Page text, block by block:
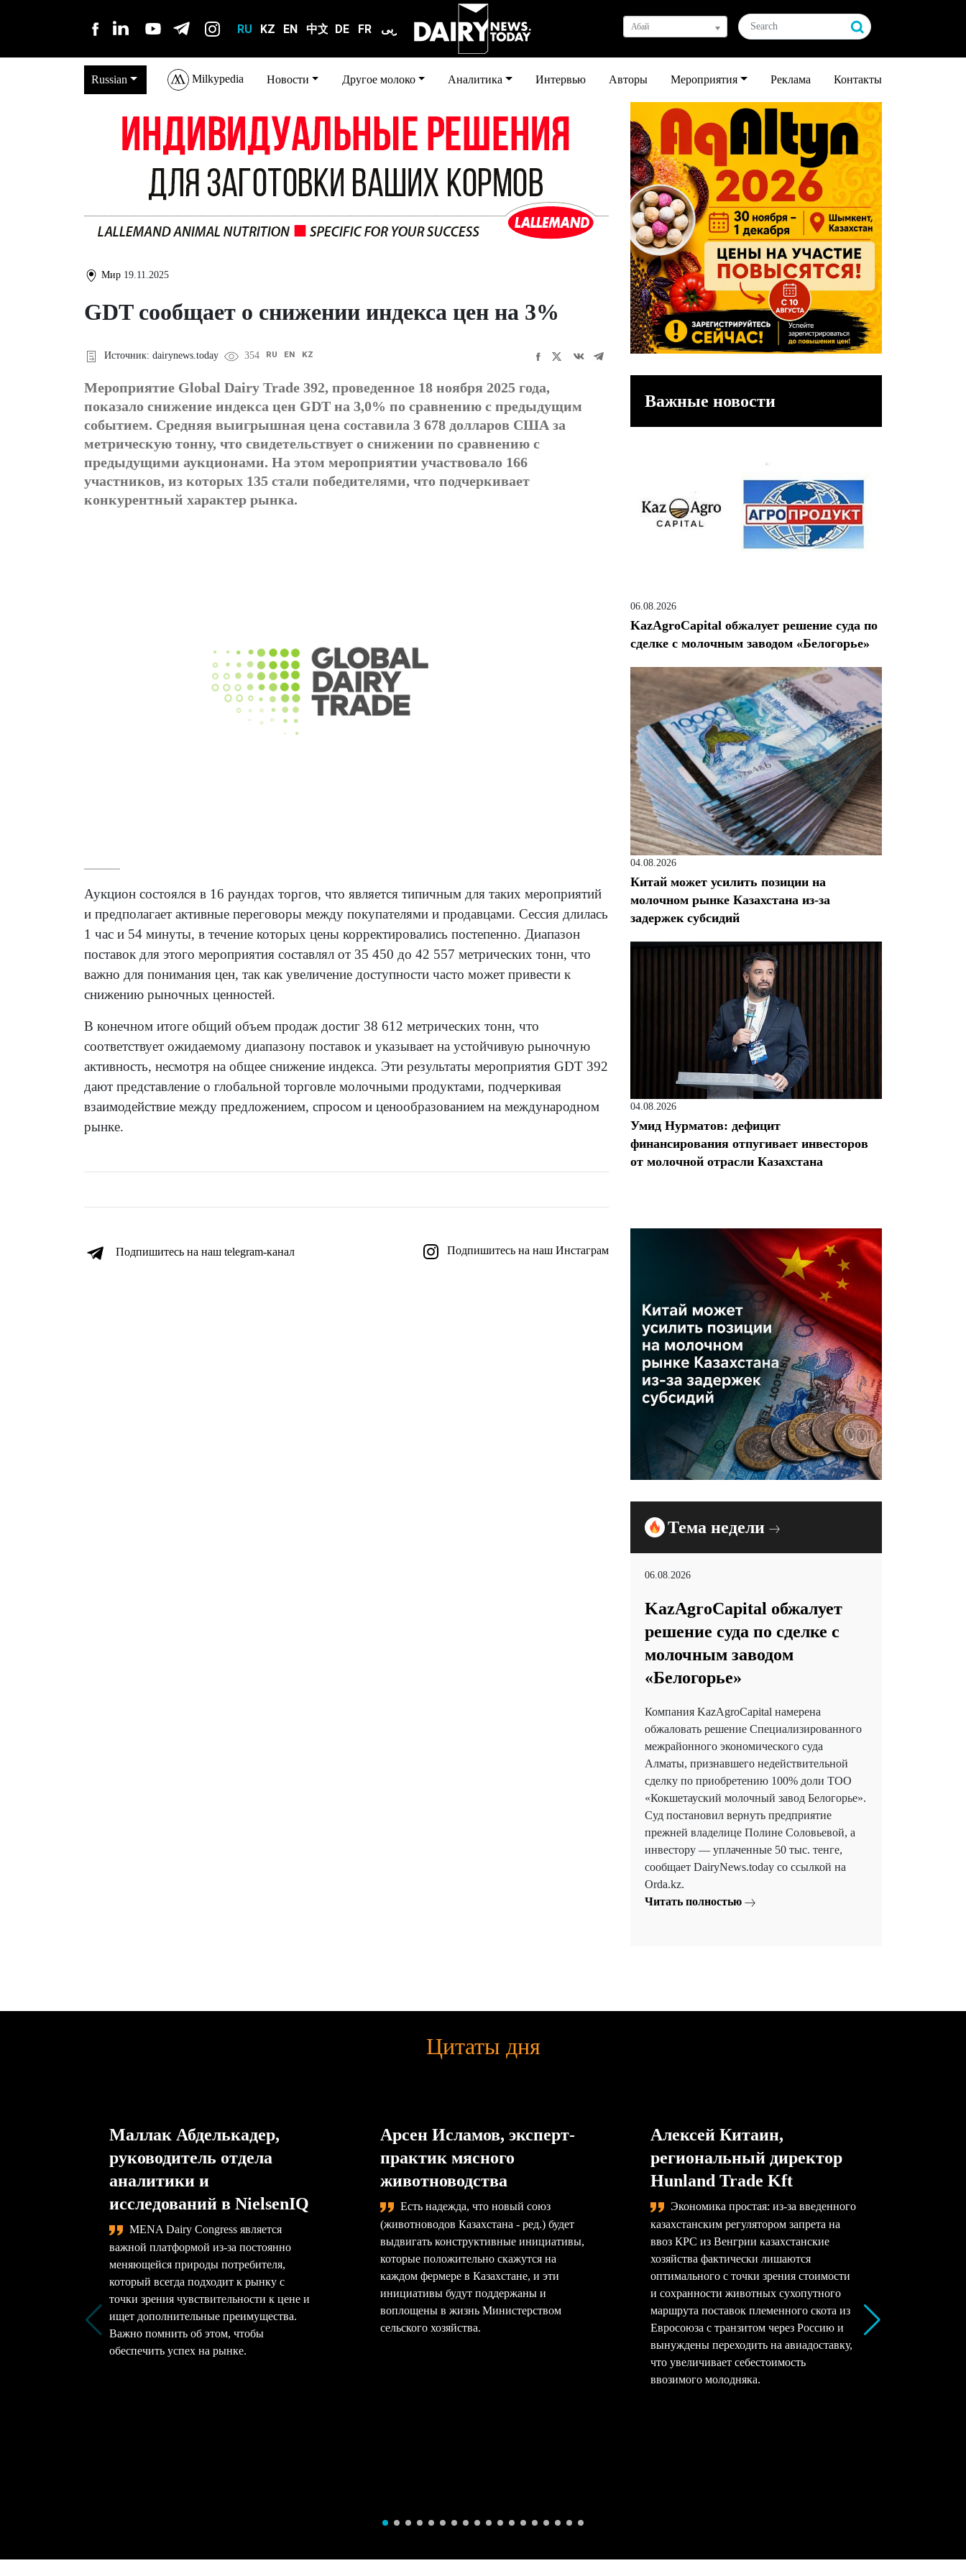
RU KZ EN 中文 DE FR عربى Абай
Russian Milkypedia Новости Другое молоко Аналитика Интервью Авторы Мероприятия Реклама Контакты
Мир 19.11.2025
GDT сообщает о снижении индекса цен на 3%
Источник: dairynews.today 354 RU EN KZ
Мероприятие Global Dairy Trade 392, проведенное 18 ноября 2025 года,
показало снижение индекса цен GDT на 3,0% по сравнению с предыдущим
событием. Средняя выигрышная цена составила 3 678 долларов США за
метрическую тонну, что свидетельствует о снижении по сравнению с
предыдущими аукционами. На этом мероприятии участвовало 166
участников, из которых 135 стали победителями, что подчеркивает
конкурентный характер рынка.
Аукцион состоялся в 16 раундах торгов, что является типичным для таких мероприятий
и предполагает активные переговоры между покупателями и продавцами. Сессия длилась
1 час и 54 минуты, в течение которых цены корректировались постепенно. Диапазон
поставок для этого мероприятия составлял от 35 450 до 42 557 метрических тонн, что
важно для понимания цен, так как увеличение доступности часто может привести к
снижению рыночных ценностей.
В конечном итоге общий объем продаж достиг 38 612 метрических тонн, что
соответствует ожидаемому диапазону поставок и указывает на устойчивую рыночную
активность, несмотря на общее снижение индекса. Эти результаты мероприятия GDT 392
дают представление о глобальной торговле молочными продуктами, подчеркивая
взаимодействие между предложением, спросом и ценообразованием на международном
рынке.
Подпишитесь на наш telegram-канал Подпишитесь на наш Инстаграм
Важные новости
06.08.2026
KazAgroCapital обжалует решение суда по
сделке с молочным заводом «Белогорье»
04.08.2026
Китай может усилить позиции на
молочном рынке Казахстана из-за
задержек субсидий
04.08.2026
Умид Нурматов: дефицит
финансирования отпугивает инвесторов
от молочной отрасли Казахстана
Тема недели
06.08.2026
KazAgroCapital обжалует
решение суда по сделке с
молочным заводом
«Белогорье»
Компания KazAgroCapital намерена
обжаловать решение Специализированного
межрайонного экономического суда
Алматы, признавшего недействительной
сделку по приобретению 100% доли ТОО
«Кокшетауский молочный завод Белогорье».
Суд постановил вернуть предприятие
прежней владелице Полине Соловьевой, а
инвестору — уплаченные 50 тыс. тенге,
сообщает DairyNews.today со ссылкой на
Orda.kz.
Читать полностью
Цитаты дня
Маллак Абделькадер,
руководитель отдела
аналитики и
исследований в NielsenIQ
MENA Dairy Congress является
важной платформой из-за постоянно
меняющейся природы потребителя,
который всегда подходит к рынку с
точки зрения чувствительности к цене и
ищет дополнительные преимущества.
Важно помнить об этом, чтобы
обеспечить успех на рынке.
Арсен Исламов, эксперт-
практик мясного
животноводства
Есть надежда, что новый союз
(животноводов Казахстана - ред.) будет
выдвигать конструктивные инициативы,
которые положительно скажутся на
каждом фермере в Казахстане, и эти
инициативы будут поддержаны и
воплощены в жизнь Министерством
сельского хозяйства.
Алексей Китаин,
региональный директор
Hunland Trade Kft
Экономика простая: из-за введенного
казахстанским регулятором запрета на
ввоз КРС из Венгрии казахстанские
хозяйства фактически лишаются
оптимального с точки зрения стоимости
и сохранности животных сухопутного
маршрута поставок племенного скота из
Евросоюза с транзитом через Россию и
вынуждены переходить на авиадоставку,
что увеличивает себестоимость
ввозимого молодняка.